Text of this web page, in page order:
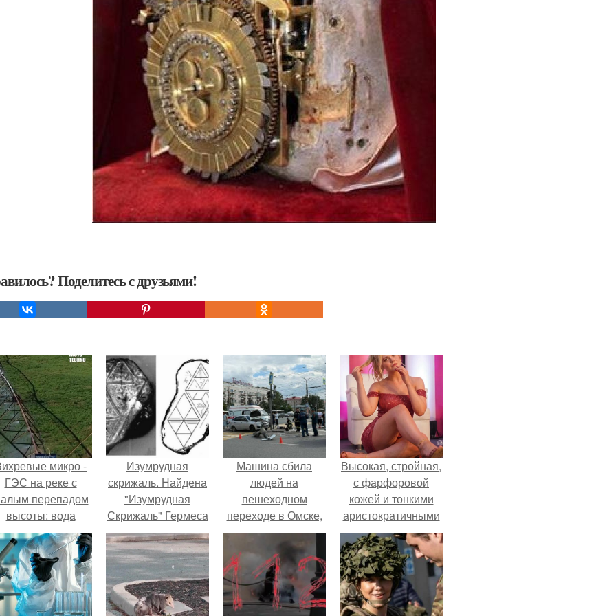
Поделитесь с друзьями!
микро -
ГЭС на реке с
перепадом
высоты: вода
закручивается в
камере и
вращает
вертикальную
турбину.
Изумрудная
скрижаль. Найдена
"Изумрудная
Скрижаль" Гермеса
Трисмегиста
Машина сбила
людей на
пешеходном
переходе в Омске,
пострадали 8
человек.
Высокая, стройная,
с фарфоровой
кожей и тонкими
аристократичными
чертами, эль
выглядит так, будто
сошла с полотна
художника.